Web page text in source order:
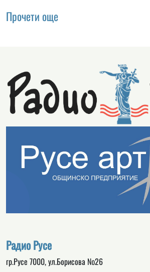
Прочети още
Радио Русе
гр.Русе 7000, ул.Борисова №26